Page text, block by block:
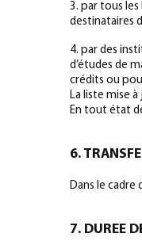
3. par tous
destinataires
4. par des
d’études de
crédits ou
La liste mise
En tout état
6.
Dans le
7. DUREE